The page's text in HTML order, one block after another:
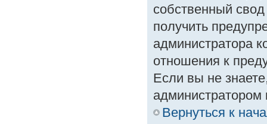
собственный
получить
администратора
отношения к
Если вы не
Вернуться к